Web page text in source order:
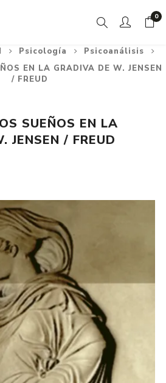
0
Psicología
Psicoanálisis
EN LA GRADIVA DE W. JENSEN
/ FREUD
SUEÑOS EN LA
JENSEN / FREUD